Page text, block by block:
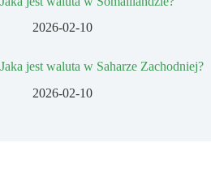
2026-02-10
Jaka jest waluta w Saharze Zachodniej?
2026-02-10